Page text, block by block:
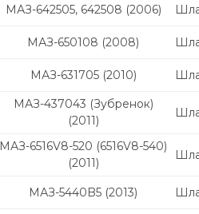
МАЗ-642505, 642508 (2006)
МАЗ-650108 (2008)
МАЗ-631705 (2010)
МАЗ-437043 (Зубренок)
(2011)
МАЗ-6516V8-520 (6516V8-540)
(2011)
МАЗ-5440B5 (2013)